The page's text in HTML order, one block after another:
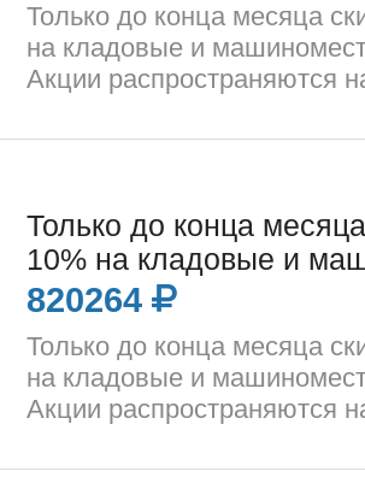
Только до конца месяца
на кладовые и
Акции распространяются
Только до конца
10% на кладовые и
820264
Только до конца месяца
на кладовые и
Акции распространяются